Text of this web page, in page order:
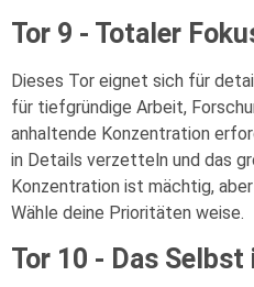
Tor 9 - Totaler
Dieses Tor eignet sich für
für tiefgründige Arbeit,
anhaltende Konzentration
in Details verzetteln und das
Konzentration ist mächtig,
Wähle deine Prioritäten weise.
Tor 10 - Das